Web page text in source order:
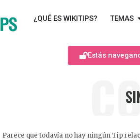
de
¿QUÉ ES WIKITIPS? TEMAS
Estás
Parece que todavía no hay ningún Tip